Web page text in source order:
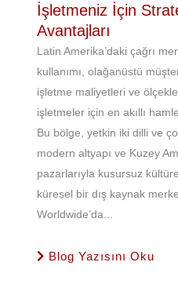
İşletmeniz İçin
Avantajları
Latin Amerika’daki çağrı
kullanımı, olağanüstü
işletme maliyetleri ve
işletmeler için en akıllı
Bu bölge, yetkin iki dilli ve
modern altyapı ve Kuzey
pazarlarıyla kusursuz
küresel bir dış kaynak
Worldwide’da...
Blog Yazısını Oku